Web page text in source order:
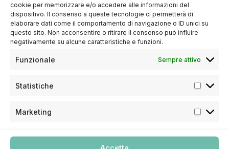
cookie per memorizzare e/o accedere alle informazioni del
dispositivo. Il consenso a queste tecnologie ci permetterà di
elaborare dati come il comportamento di navigazione o ID unici su
questo sito. Non acconsentire o ritirare il consenso può influire
negativamente su alcune caratteristiche e funzioni.
Funzionale Sempre attivo
Statistiche
Marketing
Laricostruzione gengivaleè un intervento utilizzato per
trattare la recessione, mirando a coprire le parti esposte dei
denti e ripristinare l’estetica del sorriso. Questo trattamento è
indicato soprattutto quando il paziente è consapevole delle
l’aspetto del proprio sorriso.
L’intervento chirurgico coinvolge il prelievo di tessuto dal
palato del paziente e il suo trapianto nella zona gengivale in
relativamente
, la durata dell’intervento
cliniche del paziente.